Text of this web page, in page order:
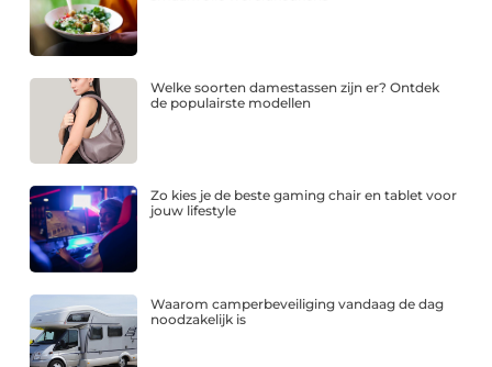
Welke soorten damestassen zijn er? Ontdek
de populairste modellen
Zo kies je de beste gaming chair en tablet voor
jouw lifestyle
Waarom camperbeveiliging vandaag de dag
noodzakelijk is